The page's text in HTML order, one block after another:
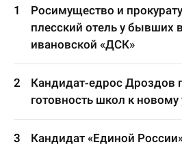
Росимущество и
плесский отель у бывших
ивановской «ДСК»
Кандидат-едрос Дроздов
готовность школ к новому
Кандидат «Единой